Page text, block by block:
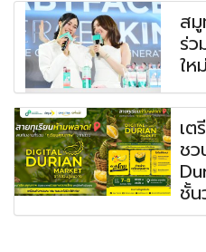
ส
ร่
ใหม่
เ
ช
ชั้น